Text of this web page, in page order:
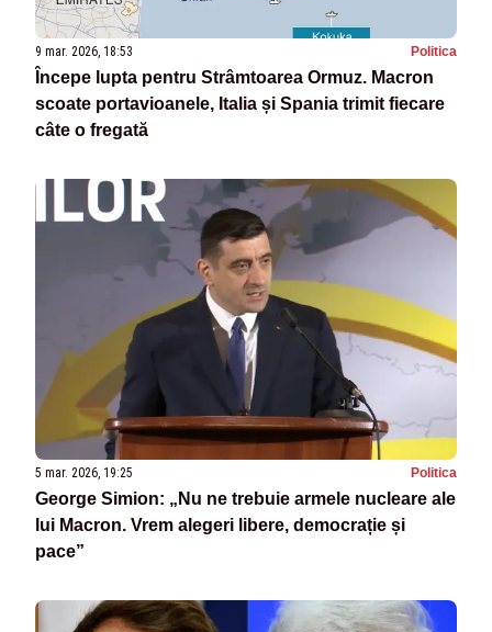
9 mar. 2026, 18:53 Politica
Începe lupta pentru Strâmtoarea Ormuz. Macron
scoate portavioanele, Italia și Spania trimit fiecare
câte o fregată
5 mar. 2026, 19:25 Politica
George Simion: „Nu ne trebuie armele nucleare ale
lui Macron. Vrem alegeri libere, democrație și
pace”